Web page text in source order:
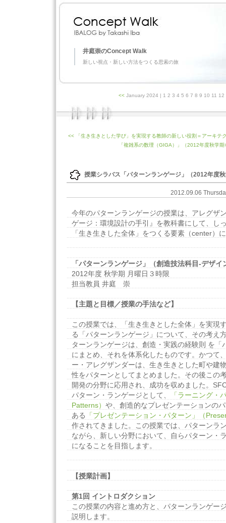
井庭崇のConcept Walk
新しい視点・新しい方法をつくる思索の旅
<< January 2024 | 1 2 3 4 5 6 7 8 9 10 11
<< 「生き生きとした学び」を実現する教師の新しい役割＝アーキテ
「複雑系の数理（GIGA）」（2012年度秋学
授業シラバス「パターンランゲージ」（2012年度
2012.09.06
今年のパターンランゲージの授業は、アレグザ
ゲージ：環境設計の手引』を教科書にして、し
「生き生きした全体」をつくる要素（center）
「パターンランゲージ」（創造技法科目-デザ
2012年度 秋学期 月曜日３時限
担当教員 井庭 崇
【主題と目標／授業の手法など】
この授業では、「生き生きとした全体」を実現
る「パターンランゲージ」について、その考え
ターンランゲージは、創造・実践の経験則 を「
にまとめ、それを体系化したものです。かつて
ー・アレグザンダーは、生き生きとした町や建
性をパターンとしてまとめました。その後この
開発の分野に応用され、成功を収めました。
パターン・ランゲージとして、
「ラーニング・
Patterns） や、創造的なプレゼンテーションの
ある
「プレゼンテーション・パターン」（
作されてきました。この授業では、パターンラ
ながら、新しい分野において、自らパターン・
になることを目指します。
【授業計画】
第1回 イントロダクション
この授業の内容と進め方と、パターンランゲー
説明します。